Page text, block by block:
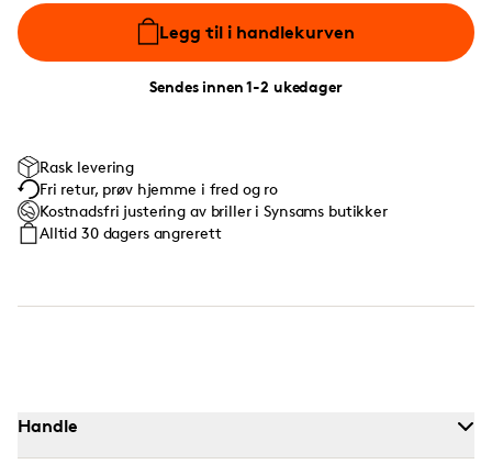
Legg til i handlekurven
Sendes innen 1-2 ukedager
Rask levering
Fri retur, prøv hjemme i fred og ro
Kostnadsfri justering av briller i Synsams butikker
Alltid 30 dagers angrerett
Handle